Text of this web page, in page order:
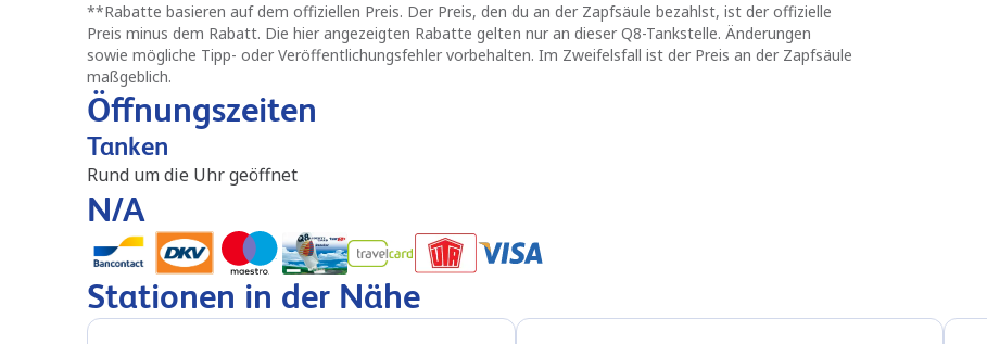
**Rabatte basieren auf dem offiziellen Preis. Der Preis, den du an der Zapfsäule bezahlst, ist der offizielle
Preis minus dem Rabatt. Die hier angezeigten Rabatte gelten nur an dieser Q8-Tankstelle. Änderungen
sowie mögliche Tipp- oder Veröffentlichungsfehler vorbehalten. Im Zweifelsfall ist der Preis an der Zapfsäule
maßgeblich.
Öffnungszeiten
Tanken
Rund um die Uhr geöffnet
N/A
Stationen in der Nähe